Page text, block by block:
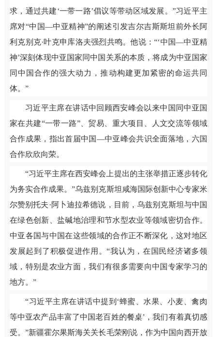
求，通过共建‘一带一路’倡议等带动区域发展。”习近平主
席对“中国—中亚精神”的阐述引发吉尔吉斯斯坦前外长阿
利克别克·叶克申库洛夫强烈共鸣。他说：“‘中国—中亚精
神’深刻体现中亚国家同中国关系的本质，将成为中亚国家
同中国合作的强大动力，推动构建更加紧密的命运共同
体。”
习近平主席在讲话中回顾西安峰会以来中国同中亚国
家在共建“一带一路”、贸易、重大项目、人文交流等领域
合作成果，指出首届中国—中亚峰会共识全面落地，六国
合作欣欣向荣。
“习近平主席在西安峰会上提出的主张举措正逐步转化
为务实合作成果。”乌兹别克斯坦咸海国际创新中心专家米
尔赞别托夫·阿卜迪拉希德说，目前，乌兹别克斯坦与中国
在绿色创新、盐碱地治理和节水型农业等领域密切合作。
中亚各国与中国在这些领域的合作正不断深化，这对地区
发展起到了积极促进作用。“我认为，在国民经济诸多领
域，特别是农业方面，我们有很多需要向中国专家学习的
地方。”
“习近平主席在讲话中提到‘蜂蜜、水果、小麦、禽肉
等中亚农产品丰富了中国老百姓的餐桌’，我们有着真切感
受。”新疆霍尔果斯海关关长毛荣刚说，作为中国向西开放